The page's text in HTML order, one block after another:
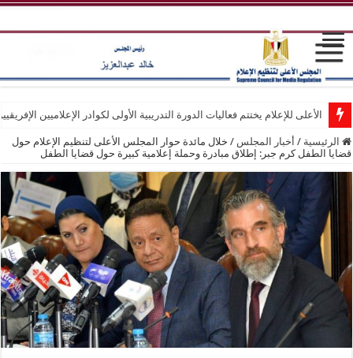
الأعلى للإعلام يختتم فعاليات الدورة التدريبية الأولى لكوادر الإعلاميين
انطلاق فعاليات الدورة التدريبية الأولى لكوادر الإعلاميين الإفريقيين بمركز
الرئيسية / أخبار المجلس / خلال مائدة حوار المجلس الأعلى لتنظيم الإعلام حول
قضايا الطفل كرم جبر: إطلاق مبادرة وحملة إعلامية كبيرة حول قضايا الطفل